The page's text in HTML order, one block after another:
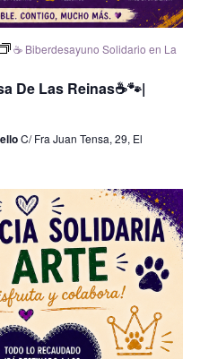
De Las Reinas☕🐾|
☕ Biberdesayuno Solidario en La
C/ Fra Juan Tensa, 29, El